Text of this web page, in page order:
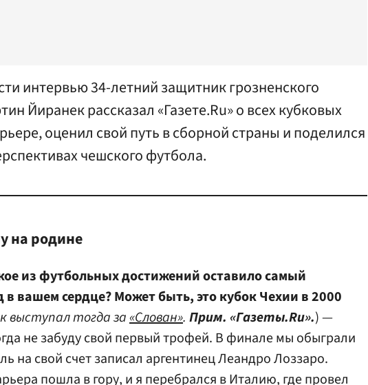
интервью 34-летний защитник грозненского
Йиранек рассказал «Газете.Ru» о всех кубковых
оценил свой путь в сборной страны и поделился
чешского футбола.
на родине
из футбольных достижений оставило самый
в вашем сердце? Может быть, это кубок Чехии в 2000
выступал тогда за«Слован». Прим. «Газеты.Ru».) —
не забуду свой первый трофей. В финале мы обыграли
на свой счет записал аргентинец Леандро Лоззаро.
пошла в гору, и я перебрался в Италию, где провел